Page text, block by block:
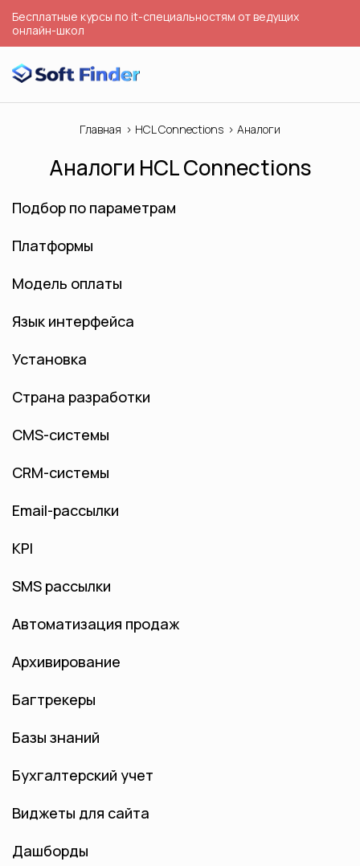
Бесплатные курсы по it-специальностям от ведущих
онлайн-школ
Главная HCL Connections Аналоги
Аналоги HCL Connections
Подбор по параметрам
Платформы
Модель оплаты
Язык интерфейса
Установка
Страна разработки
CMS-системы
CRM-системы
Email-рассылки
KPI
SMS рассылки
Автоматизация продаж
Архивирование
Багтрекеры
Базы знаний
Бухгалтерский учет
Виджеты для сайта
Дашборды